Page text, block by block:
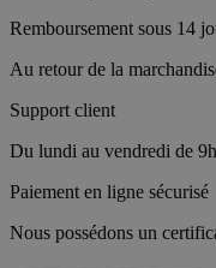
Remboursement sous 14
Au retour de la
Support client
Du lundi au vendredi de
Paiement en ligne sécurisé
Nous possédons un